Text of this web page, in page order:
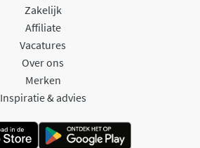
Zakelijk
Affiliate
Vacatures
Over ons
Merken
Inspiratie & advies